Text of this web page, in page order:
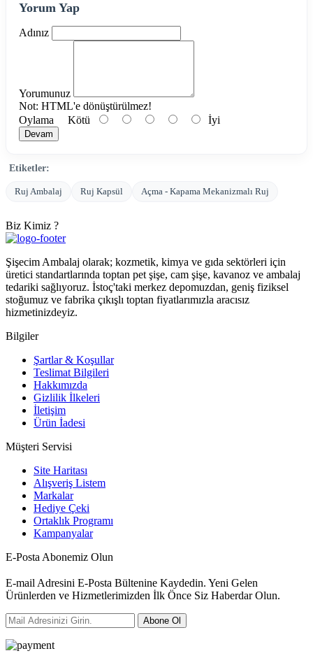
Yorum Yap
Adınız
Yorumunuz
Not: HTML'e dönüştürülmez!
Oylama Kötü İyi
Devam
Etiketler:
Ruj Ambalaj Ruj Kapsül Açma - Kapama Mekanizmalı Ruj
Biz Kimiz ?
Şişecim Ambalaj olarak; kozmetik, kimya ve gıda sektörleri için
üretici standartlarında toptan pet şişe, cam şişe, kavanoz ve ambalaj
tedariki sağlıyoruz. İstoç'taki merkez depomuzdan, geniş fiziksel
stoğumuz ve fabrika çıkışlı toptan fiyatlarımızla aracısız
hizmetinizdeyiz.
Bilgiler
Şartlar & Koşullar
Teslimat Bilgileri
Hakkımızda
Gizlilik İlkeleri
İletişim
Ürün İadesi
Müşteri Servisi
Site Haritası
Alışveriş Listem
Markalar
Hediye Çeki
Ortaklık Programı
Kampanyalar
E-Posta Abonemiz Olun
E-mail Adresini E-Posta Bültenine Kaydedin. Yeni Gelen
Ürünlerden ve Hizmetlerimizden İlk Önce Siz Haberdar Olun.
Abone Ol